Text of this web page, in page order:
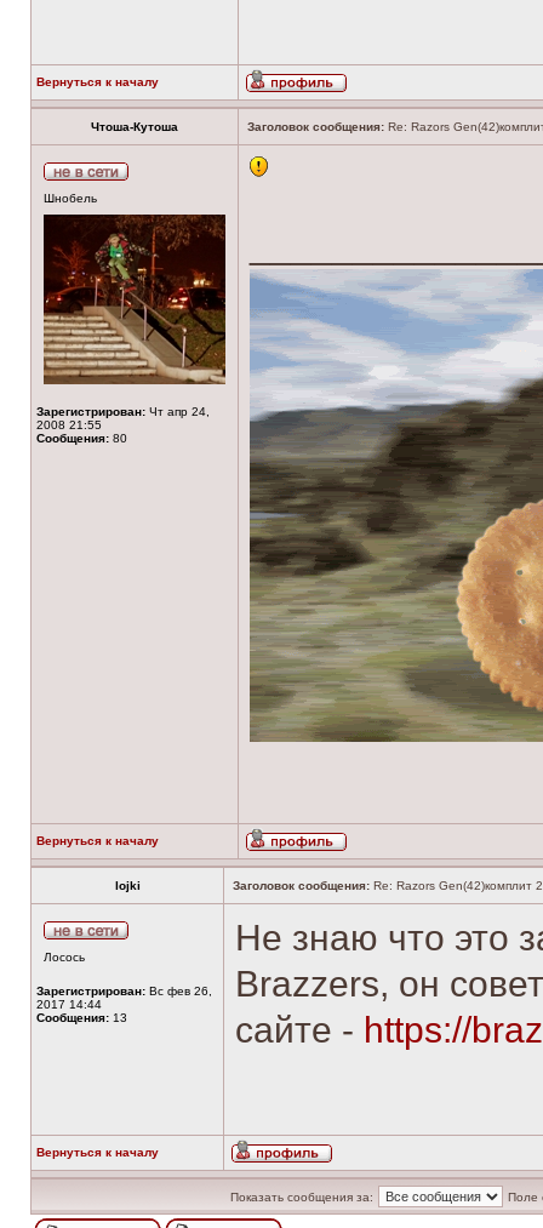
Вернуться к началу
Чтоша-Кутоша Заголовок сообщения: Re: Razors
Шнобель
Зарегистрирован: Чт апр 24,
2008 21:55
Сообщения: 80
Вернуться к началу
lojki Заголовок сообщения: Re: Razors Gen(42)комплит
Лосось
Зарегистрирован: Вс фев 26,
2017 14:44
Сообщения: 13
Не знаю что это
Brazzers, он
сайте - https://
Вернуться к началу
Показать сообщения за: Поле